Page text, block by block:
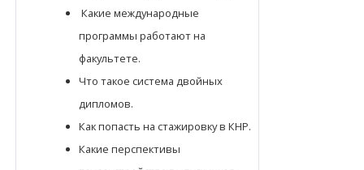
Какие международные
программы работают на
факультете.
Что такое система двойных
дипломов.
Как попасть на стажировку в КНР.
Какие перспективы